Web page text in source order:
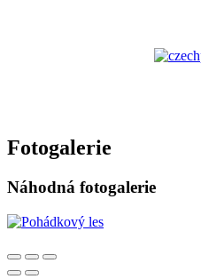
Fotogalerie
Náhodná fotogalerie